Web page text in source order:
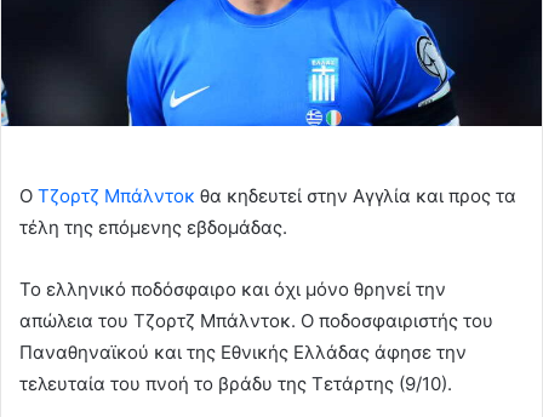
Ο Τζορτζ Μπάλντοκ θα κηδευτεί στην Αγγλία και προς τα
τέλη της επόμενης εβδομάδας.
Το ελληνικό ποδόσφαιρο και όχι μόνο θρηνεί την
απώλεια του Τζορτζ Μπάλντοκ. Ο ποδοσφαιριστής του
Παναθηναϊκού και της Εθνικής Ελλάδας άφησε την
τελευταία του πνοή το βράδυ της Τετάρτης (9/10).